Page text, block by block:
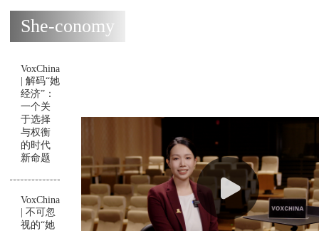
She-conomy
VoxChina
| 解码“她
经济”：
一个关
于选择
与权衡
的时代
新命题
VoxChina
| 不可忽
视的“她